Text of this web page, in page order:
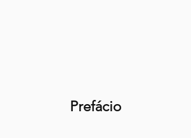
Prefácio